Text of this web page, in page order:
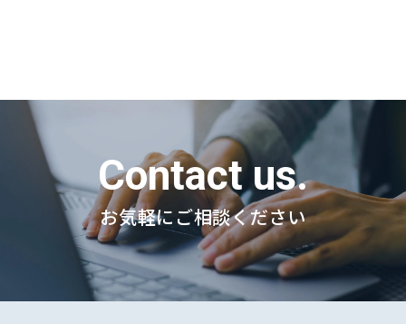
Contact us.
お気軽にご相談ください